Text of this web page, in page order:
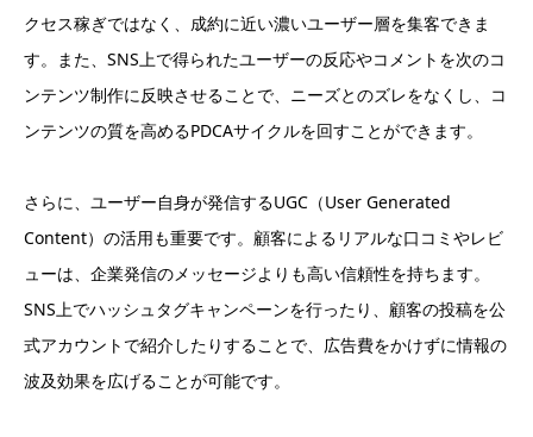
クセス稼ぎではなく、成約に近い濃いユーザー層を集客できま
す。また、SNS上で得られたユーザーの反応やコメントを次のコ
ンテンツ制作に反映させることで、ニーズとのズレをなくし、コ
ンテンツの質を高めるPDCAサイクルを回すことができます。
さらに、ユーザー自身が発信するUGC（User Generated
Content）の活用も重要です。顧客によるリアルな口コミやレビ
ューは、企業発信のメッセージよりも高い信頼性を持ちます。
SNS上でハッシュタグキャンペーンを行ったり、顧客の投稿を公
式アカウントで紹介したりすることで、広告費をかけずに情報の
波及効果を広げることが可能です。